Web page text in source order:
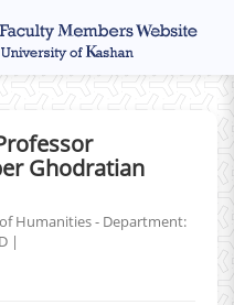
Ghodratian
Humanities - Department:
|